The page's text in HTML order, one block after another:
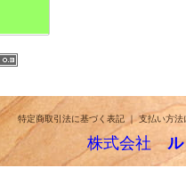
特定商取引法に基づく表記｜支払い方法
株式会社